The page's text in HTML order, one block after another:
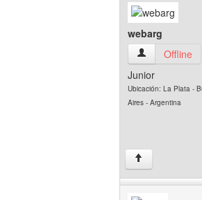
webarg
webarg Ver
Offline
Junior
Ubicación: La Plata -
Aires - Argentina
↑